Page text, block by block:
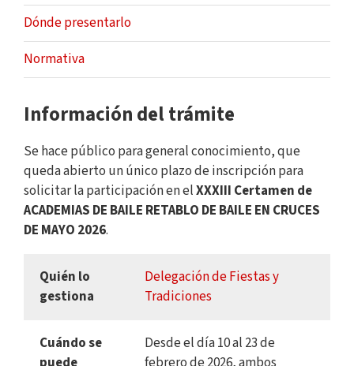
Dónde presentarlo
Normativa
Información del trámite
Se hace público para general conocimiento, que
queda abierto un único plazo de inscripción para
solicitar la participación en elXXXIII Certamen de
ACADEMIAS DE BAILE RETABLO DE BAILE EN CRUCES
DE MAYO 2026.
Quién lo
gestiona
Delegación de Fiestas y
Tradiciones
Cuándo se
Desde el día 10 al 23 de